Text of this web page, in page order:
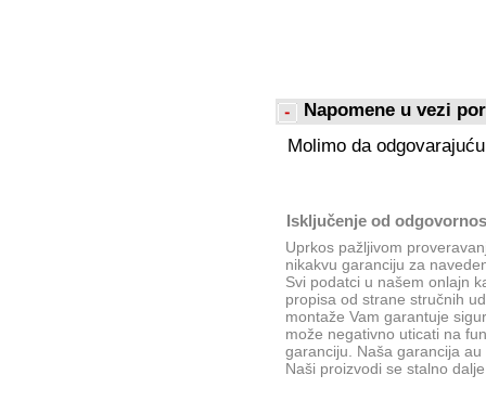
Napomene u vezi
Molimo da
Isključenje od
Uprkos pažljivom
nikakvu garanciju za
Svi podatci u našem onlajn
propisa od strane stručnih
montaže Vam garantuje
može negativno uticati na
garanciju. Naša garancija
Naši proizvodi se stalno